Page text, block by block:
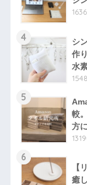
4
シ
作
水
5
較
方
6
【
癒